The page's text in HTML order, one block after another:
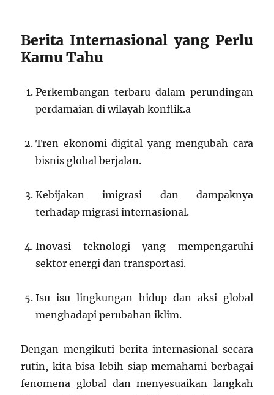
Berita Internasional yang Perlu
Kamu Tahu
Perkembangan terbaru dalam perundingan
perdamaian di wilayah konflik.a
Tren ekonomi digital yang mengubah cara
bisnis global berjalan.
Kebijakan imigrasi dan dampaknya
terhadap migrasi internasional.
Inovasi teknologi yang mempengaruhi
sektor energi dan transportasi.
Isu-isu lingkungan hidup dan aksi global
menghadapi perubahan iklim.
Dengan mengikuti berita internasional secara
rutin, kita bisa lebih siap memahami berbagai
fenomena global dan menyesuaikan langkah